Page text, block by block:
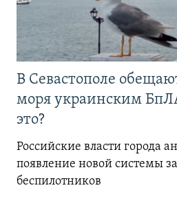
В Севастополе
моря украинским
это?
Российские власти города
появление новой системы
беспилотников